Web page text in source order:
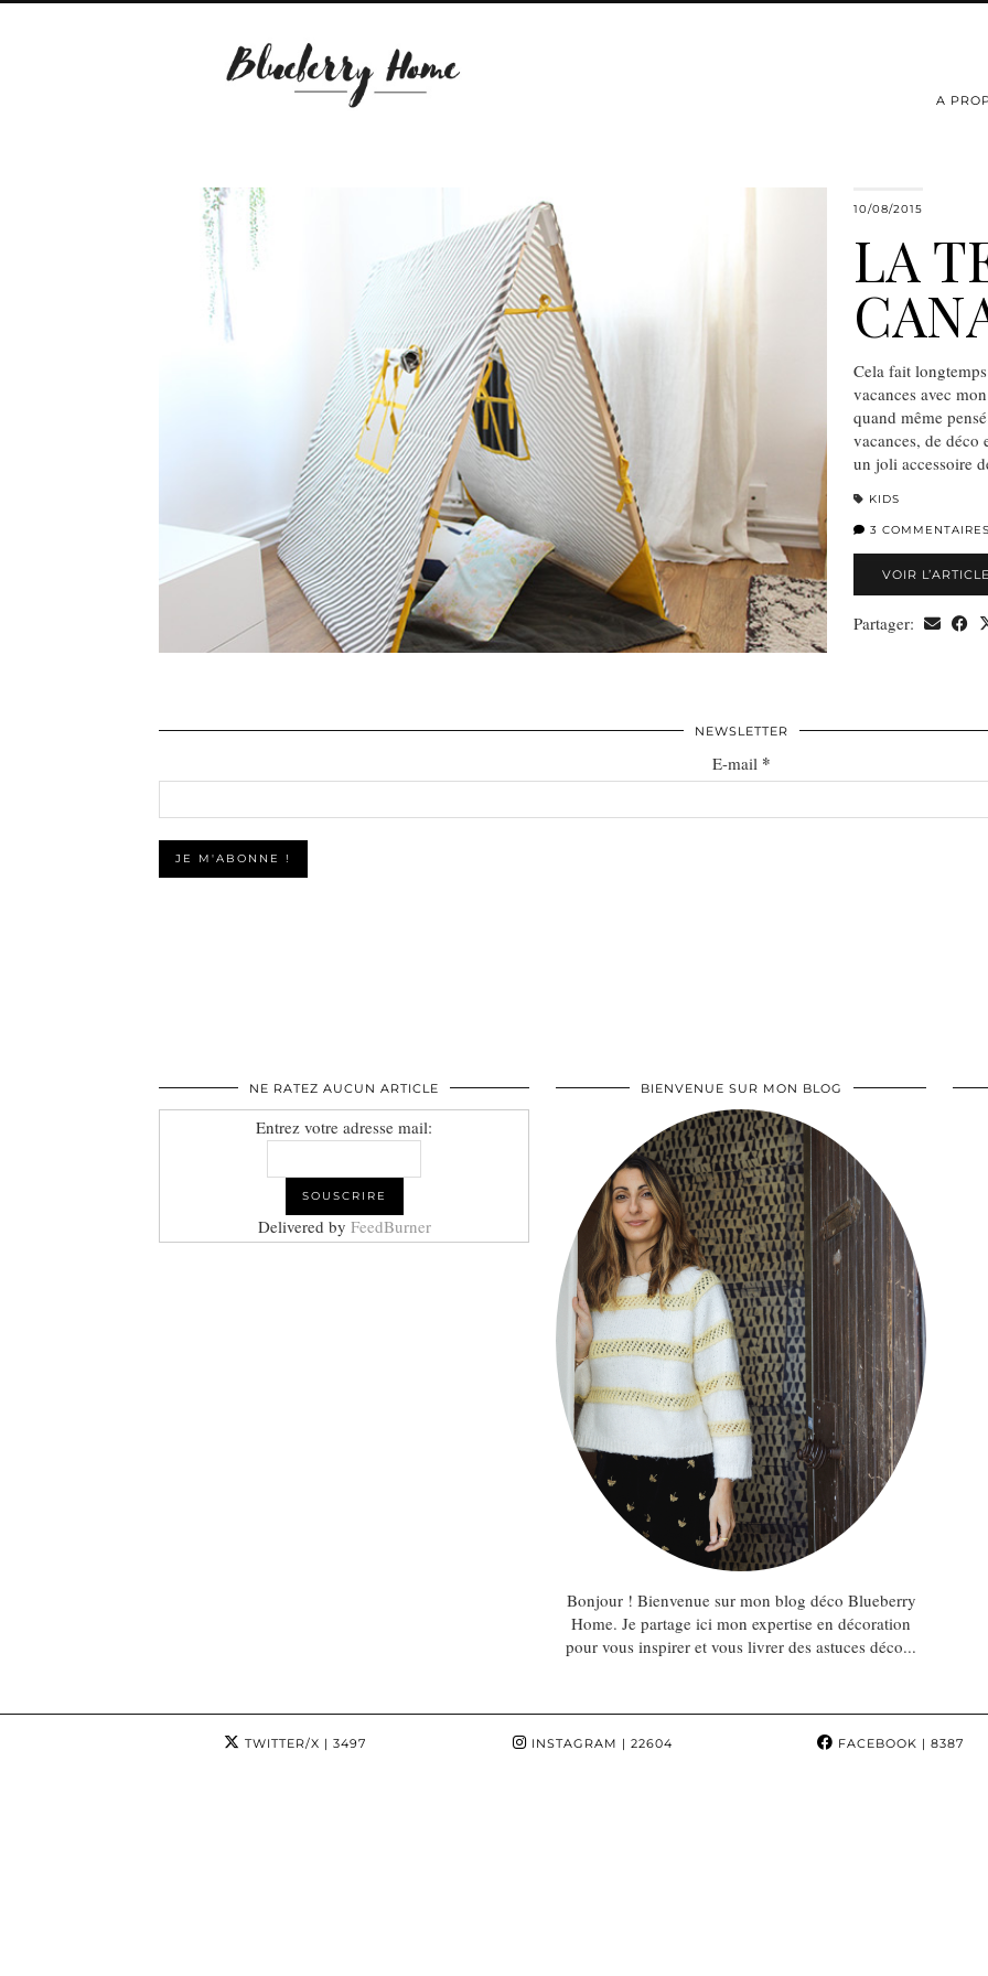
A
10/08/2015
LA
Cela fait
vacances avec
quand même
vacances, de déco
un joli accessoire
KIDS
3
VOIR
Partager:
NEWSLETTER
E-mail *
NE RATEZ AUCUN ARTICLE
Entrez votre adresse mail:
Delivered by FeedBurner
BIENVENUE SUR MON BLOG
Bonjour ! Bienvenue sur mon blog déco Blueberry
Home. Je partage ici mon expertise en décoration
pour vous inspirer et vous livrer des astuces déco...
TWITTER/X | 3497 INSTAGRAM | 22604 FACEBOOK | 8387